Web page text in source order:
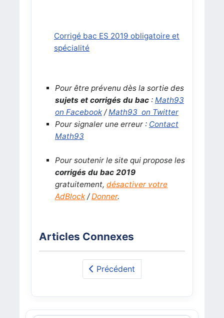
Corrigé bac ES 2019 obligatoire et
spécialité
Pour être prévenu dès la sortie des
sujets et corrigés du bac: Math93
on Facebook/Math93 on Twitter
Pour signaler une erreur : Contact
Math93
Pour soutenir le site qui propose les
corrigés du bac 2019
gratuitement, désactiver votre
AdBlock/Donner.
Articles Connexes
Précédent